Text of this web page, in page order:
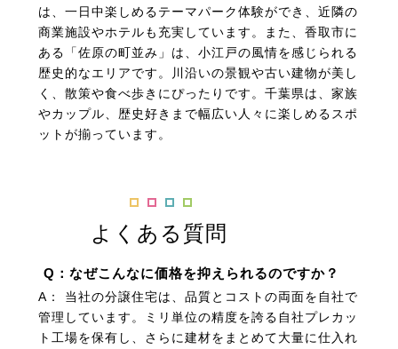
は、一日中楽しめるテーマパーク体験ができ、近隣の
商業施設やホテルも充実しています。また、香取市に
ある「佐原の町並み」は、小江戸の風情を感じられる
歴史的なエリアです。川沿いの景観や古い建物が美し
く、散策や食べ歩きにぴったりです。千葉県は、家族
やカップル、歴史好きまで幅広い人々に楽しめるスポ
ットが揃っています。
よくある質問
Q：なぜこんなに価格を抑えられるのですか？
A： 当社の分譲住宅は、品質とコストの両面を自社で
管理しています。ミリ単位の精度を誇る自社プレカッ
ト工場を保有し、さらに建材をまとめて大量に仕入れ